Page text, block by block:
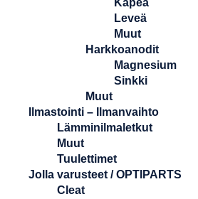
Kapea
Leveä
Muut
Harkkoanodit
Magnesium
Sinkki
Muut
Ilmastointi – Ilmanvaihto
Lämminilmaletkut
Muut
Tuulettimet
Jolla varusteet / OPTIPARTS
Cleat